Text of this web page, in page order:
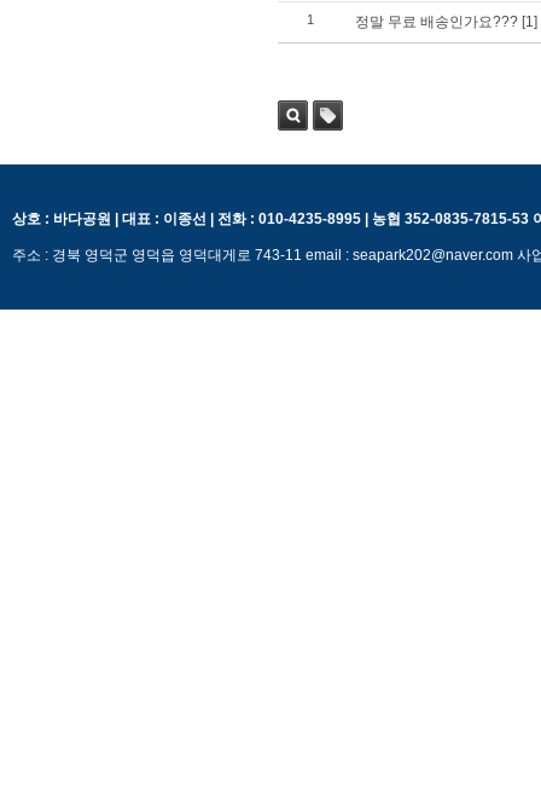
1 정말 무료 배송인가요??? [1]
상호 : 바다공원 | 대표 : 이종선 | 전화 : 010-4235-8995 | 농협 352-0835-7815-53
주소 : 경북 영덕군 영덕읍 영덕대게로 743-11 email : seapark202@naver.com